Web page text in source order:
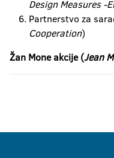
Design Measures -
Partnerstvo za
Cooperation)
Žan Mone akcije (Jean